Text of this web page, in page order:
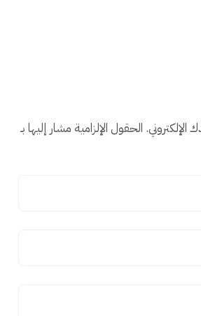
الإلكتروني. الحقول الإلزامية مشار إليها بـ